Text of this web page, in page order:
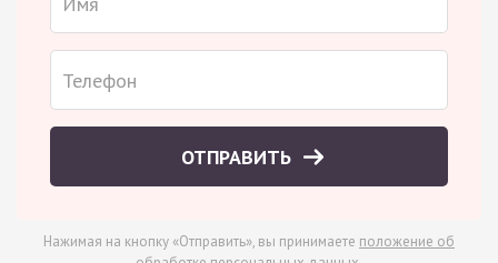
ОТПРАВИТЬ
Нажимая на кнопку «Отправить», вы принимаете положение об